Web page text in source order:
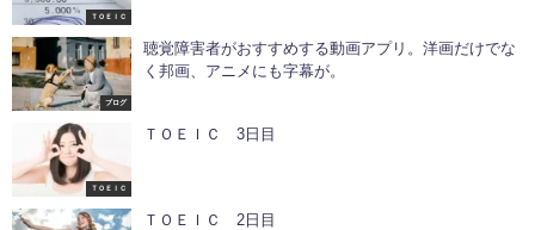
ＴＯＥＩＣ
ブログ
聴覚障害者がおすすめする動画アプリ。洋画だけでな
く邦画、アニメにも字幕が。
ＴＯＥＩＣ
ＴＯＥＩＣ 3日目
ＴＯＥＩＣ 2日目